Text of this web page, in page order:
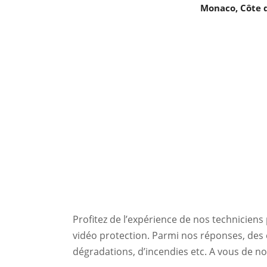
Monaco, Côte
Profitez de l’expérience de nos
vidéo protection. Parmi nos réponses,
dégradations, d’incendies etc. A vous de